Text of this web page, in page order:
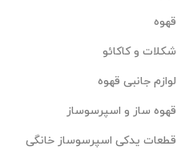
قهوه
شکلات و کاکائو
لوازم جانبی قهوه
قهوه ساز و اسپرسوساز
قطعات یدکی اسپرسوساز خانگی